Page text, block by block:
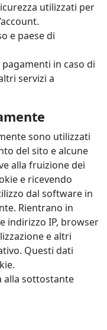
utilizzati per
e paese di
in caso di
servizi a
sono utilizzati
del sito e alcune
alla fruizione dei
e ricevendo
dal software in
Rientrano in
indirizzo IP, browser
e altri
Questi dati
alla sottostante